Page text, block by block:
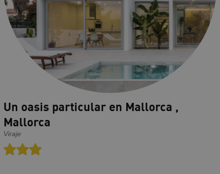
Un oasis particular en Mallorca ,
Mallorca
Viraje